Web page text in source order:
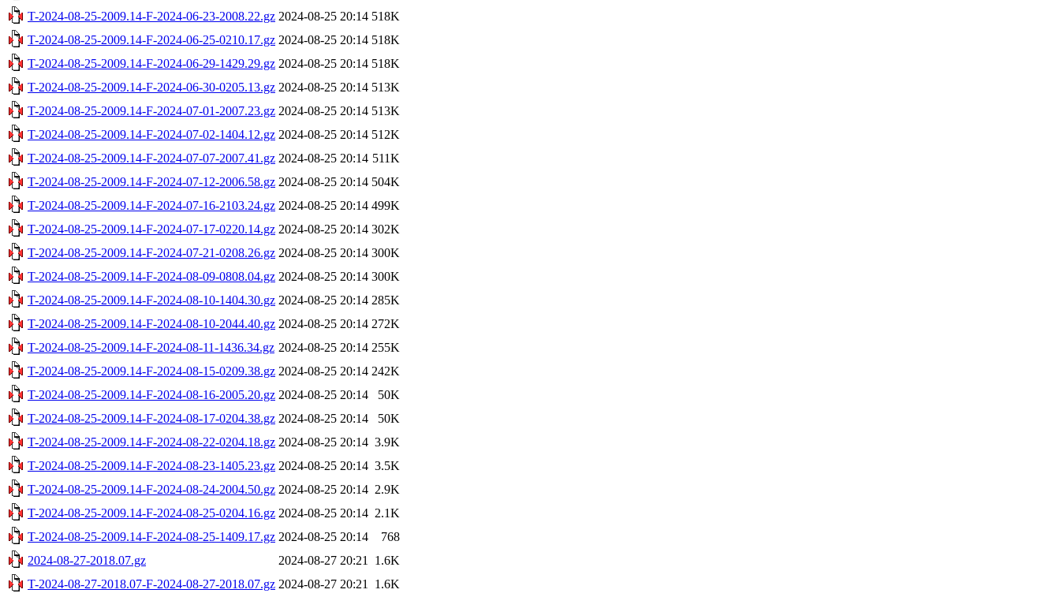
T-2024-08-25-2009.14-F-2024-06-23-2008.22.gz 2024-08-25 20:14 518K
T-2024-08-25-2009.14-F-2024-06-25-0210.17.gz 2024-08-25 20:14 518K
T-2024-08-25-2009.14-F-2024-06-29-1429.29.gz 2024-08-25 20:14 518K
T-2024-08-25-2009.14-F-2024-06-30-0205.13.gz 2024-08-25 20:14 513K
T-2024-08-25-2009.14-F-2024-07-01-2007.23.gz 2024-08-25 20:14 513K
T-2024-08-25-2009.14-F-2024-07-02-1404.12.gz 2024-08-25 20:14 512K
T-2024-08-25-2009.14-F-2024-07-07-2007.41.gz 2024-08-25 20:14 511K
T-2024-08-25-2009.14-F-2024-07-12-2006.58.gz 2024-08-25 20:14 504K
T-2024-08-25-2009.14-F-2024-07-16-2103.24.gz 2024-08-25 20:14 499K
T-2024-08-25-2009.14-F-2024-07-17-0220.14.gz 2024-08-25 20:14 302K
T-2024-08-25-2009.14-F-2024-07-21-0208.26.gz 2024-08-25 20:14 300K
T-2024-08-25-2009.14-F-2024-08-09-0808.04.gz 2024-08-25 20:14 300K
T-2024-08-25-2009.14-F-2024-08-10-1404.30.gz 2024-08-25 20:14 285K
T-2024-08-25-2009.14-F-2024-08-10-2044.40.gz 2024-08-25 20:14 272K
T-2024-08-25-2009.14-F-2024-08-11-1436.34.gz 2024-08-25 20:14 255K
T-2024-08-25-2009.14-F-2024-08-15-0209.38.gz 2024-08-25 20:14 242K
T-2024-08-25-2009.14-F-2024-08-16-2005.20.gz 2024-08-25 20:14
50K
T-2024-08-25-2009.14-F-2024-08-17-0204.38.gz 2024-08-25 20:14
50K
T-2024-08-25-2009.14-F-2024-08-22-0204.18.gz 2024-08-25 20:14 3.9K
T-2024-08-25-2009.14-F-2024-08-23-1405.23.gz 2024-08-25 20:14 3.5K
T-2024-08-25-2009.14-F-2024-08-24-2004.50.gz 2024-08-25 20:14 2.9K
T-2024-08-25-2009.14-F-2024-08-25-0204.16.gz 2024-08-25 20:14 2.1K
T-2024-08-25-2009.14-F-2024-08-25-1409.17.gz 2024-08-25 20:14
768
2024-08-27-2018.07.gz
2024-08-27 20:21
1.6K
T-2024-08-27-2018.07-F-2024-08-27-2018.07.gz 2024-08-27 20:21 1.6K